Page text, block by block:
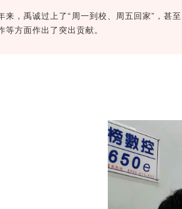
来，禹诚过上了“周一到校、周五回家”，甚
等方面作出了突出贡献。